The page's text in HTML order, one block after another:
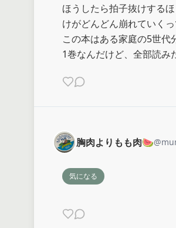
ほうしたら拍子抜けする
けがどんどん崩れていく
この本はある家庭の5世
1巻なんだけど、全部読み
胸肉よりもも肉🍉@
気になる